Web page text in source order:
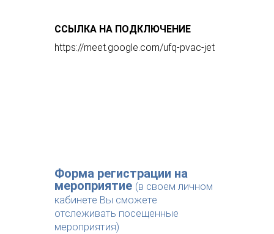
ССЫЛКА НА ПОДКЛЮЧЕНИЕ
https://meet.google.com/ufq-pvac-jet
Форма регистрации на
мероприятие (в своем личном
кабинете Вы сможете
отслеживать посещенные
мероприятия)